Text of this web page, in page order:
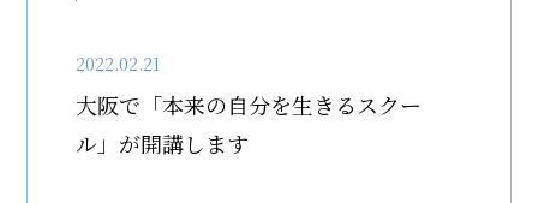
2022.02.21
大阪で「本来の自分を生きるスクー
ル」が開講します